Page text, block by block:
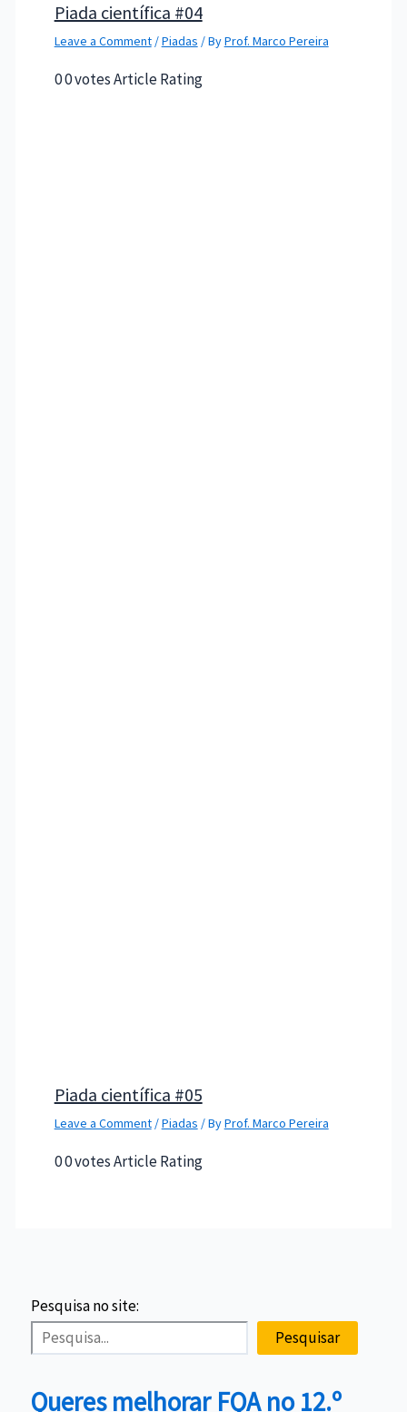
Piada científica #04
Leave a Comment /Piadas / ByProf. Marco Pereira
0 0 votes Article Rating
Piada científica #05
Leave a Comment /Piadas / ByProf. Marco Pereira
0 0 votes Article Rating
Pesquisa no site:
Pesquisar
Queres melhorar FQA no 12.º